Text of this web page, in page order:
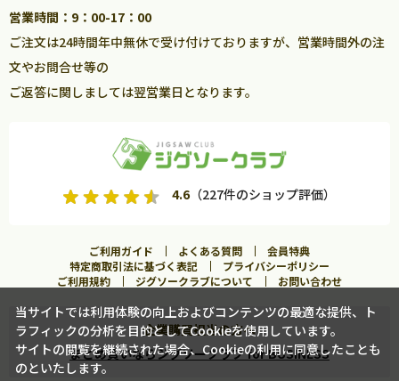
営業時間：9：00-17：00
ご注文は24時間年中無休で受け付けておりますが、営業時間外の注
文やお問合せ等の
ご返答に関しましては翌営業日となります。
4.6（227件のショップ評価）
ご利用ガイド よくある質問
会員特典
特定商取引法に基づく表記
プライバシーポリシー
ご利用規約
ジグソークラブについて お問い合わせ
企業購買担当の方へ
まとめ買いならジグソークラブ for BUSINESS
当サイトでは利用体験の向上およびコンテンツの最適な提供、ト
ラフィックの分析を目的としてCookieを使用しています。
サイトの閲覧を継続された場合、Cookieの利用に同意したことも
のといたします。